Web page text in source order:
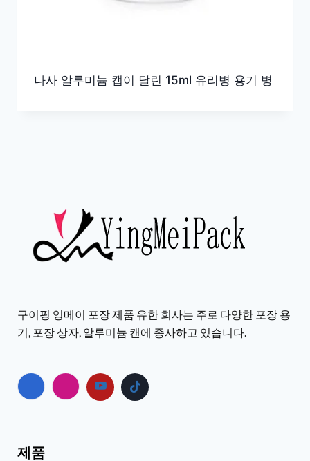
나사 알루미늄 캡이 달린 15ml 유리병 용기 병
구이핑 잉메이 포장 제품 유한 회사는 주로 다양한 포장 용
기, 포장 상자, 알루미늄 캔에 종사하고 있습니다.
제품